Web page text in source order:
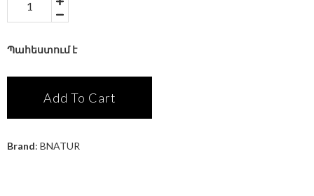
Պահեստում է
Add To Cart
Brand: BNATUR